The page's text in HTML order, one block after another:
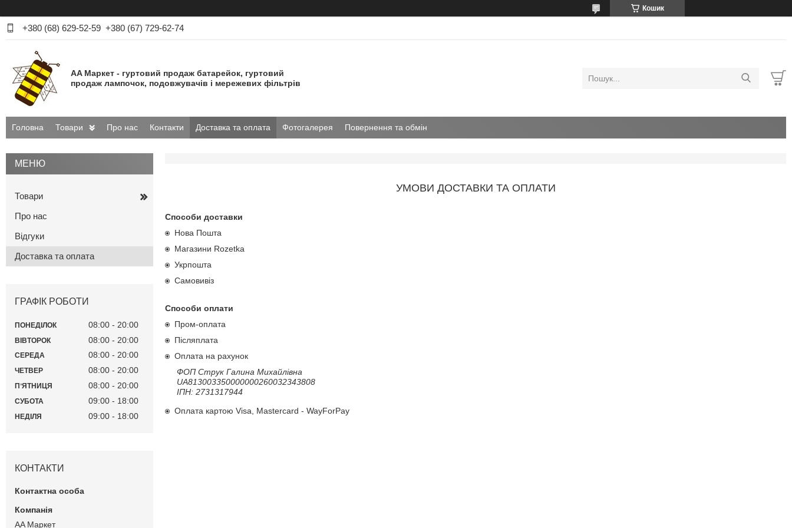
Кошик
+380 (68) 629-52-59 +380 (67) 729-62-74
AA Маркет - гуртовий продаж батарейок, гуртовий
продаж лампочок, подовжувачів і мережевих фільтрів
Головна Товари Про нас Контакти Доставка та оплата Фотогалерея Повернення та обмін
УМОВИ ДОСТАВКИ ТА ОПЛАТИ
Способи доставки
Нова Пошта
Магазини Rozetka
Укрпошта
Самовивіз
Способи оплати
Пром-оплата
Післяплата
Оплата на рахунок
ФОП Струк Галина Михайлівна
UA813003350000000260032343808
ІПН: 2731317944
Оплата картою Visa, Mastercard - WayForPay
Товари
Про нас
Відгуки
Доставка та оплата
ГРАФІК РОБОТИ
ПОНЕДІЛОК 08:00 20:00
ВІВТОРОК 08:00 20:00
СЕРЕДА 08:00 20:00
ЧЕТВЕР 08:00 20:00
ПʼЯТНИЦЯ 08:00 20:00
СУБОТА 09:00 18:00
НЕДІЛЯ 09:00 18:00
КОНТАКТИ
AA Маркет